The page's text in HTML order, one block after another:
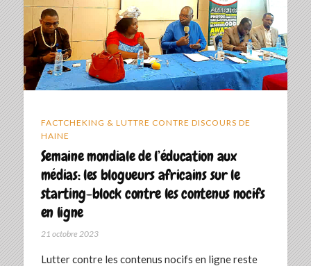
FACTCHEKING & LUTTRE CONTRE DISCOURS DE
HAINE
Semaine mondiale de l’éducation aux
médias: les blogueurs africains sur le
starting-block contre les contenus nocifs
en ligne
21 octobre 2023
Lutter contre les contenus nocifs en ligne reste